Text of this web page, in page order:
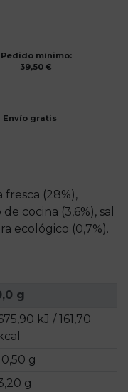
Pedido mínimo:
39,50 €
Envío gratis
fresca (28%),
cocina (3,6%), sal
ecológico (0,7%).
g
kJ / 161,70
kcal
g
g